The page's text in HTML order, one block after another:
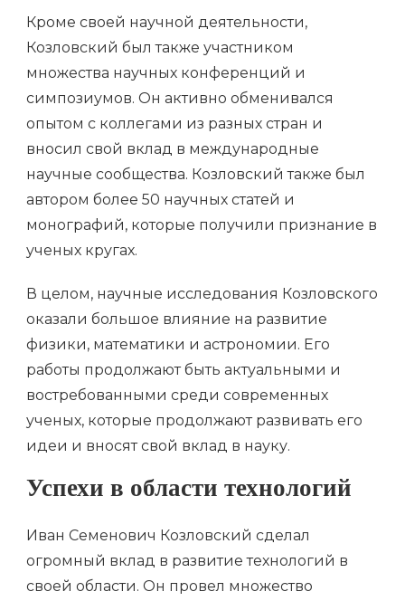
Кроме своей научной деятельности,
Козловский был также участником
множества научных конференций и
симпозиумов. Он активно обменивался
опытом с коллегами из разных стран и
вносил свой вклад в международные
научные сообщества. Козловский также был
автором более 50 научных статей и
монографий, которые получили признание в
ученых кругах.
В целом, научные исследования Козловского
оказали большое влияние на развитие
физики, математики и астрономии. Его
работы продолжают быть актуальными и
востребованными среди современных
ученых, которые продолжают развивать его
идеи и вносят свой вклад в науку.
Успехи в области технологий
Иван Семенович Козловский сделал
огромный вклад в развитие технологий в
своей области. Он провел множество